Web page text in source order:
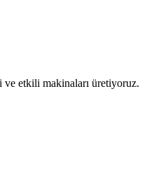
etkili makinaları üretiyoruz.